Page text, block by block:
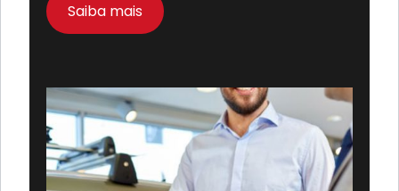
Saiba mais